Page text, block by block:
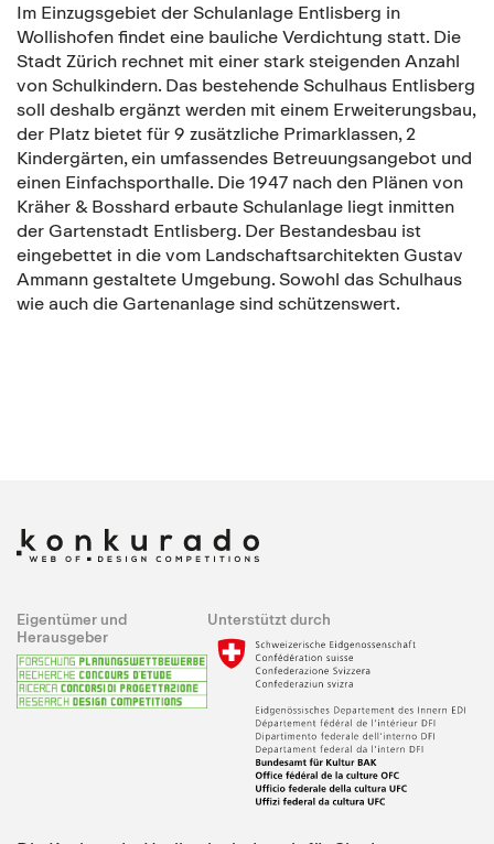
Im Einzugsgebiet der Schulanlage Entlisberg in
Wollishofen findet eine bauliche Verdichtung statt. Die
Stadt Zürich rechnet mit einer stark steigenden Anzahl
von Schulkindern. Das bestehende Schulhaus Entlisberg
soll deshalb ergänzt werden mit einem Erweiterungsbau,
der Platz bietet für 9 zusätzliche Primarklassen, 2
Kindergärten, ein umfassendes Betreuungsangebot und
einen Einfachsporthalle. Die 1947 nach den Plänen von
Kräher & Bosshard erbaute Schulanlage liegt inmitten
der Gartenstadt Entlisberg. Der Bestandesbau ist
eingebettet in die vom Landschaftsarchitekten Gustav
Ammann gestaltete Umgebung. Sowohl das Schulhaus
wie auch die Gartenanlage sind schützenswert.
Eigentümer und
Herausgeber
Unterstützt durch